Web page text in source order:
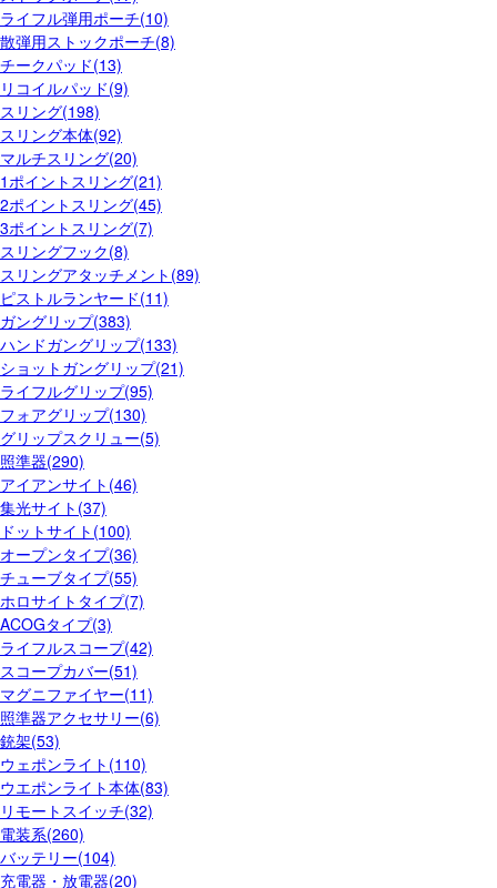
ライフル弾用ポーチ(10)
散弾用ストックポーチ(8)
チークパッド(13)
リコイルパッド(9)
スリング(198)
スリング本体(92)
マルチスリング(20)
1ポイントスリング(21)
2ポイントスリング(45)
3ポイントスリング(7)
スリングフック(8)
スリングアタッチメント(89)
ピストルランヤード(11)
ガングリップ(383)
ハンドガングリップ(133)
ショットガングリップ(21)
ライフルグリップ(95)
フォアグリップ(130)
グリップスクリュー(5)
照準器(290)
アイアンサイト(46)
集光サイト(37)
ドットサイト(100)
オープンタイプ(36)
チューブタイプ(55)
ホロサイトタイプ(7)
ACOGタイプ(3)
ライフルスコープ(42)
スコープカバー(51)
マグニファイヤー(11)
照準器アクセサリー(6)
銃架(53)
ウェポンライト(110)
ウエポンライト本体(83)
リモートスイッチ(32)
電装系(260)
バッテリー(104)
充電器・放電器(20)